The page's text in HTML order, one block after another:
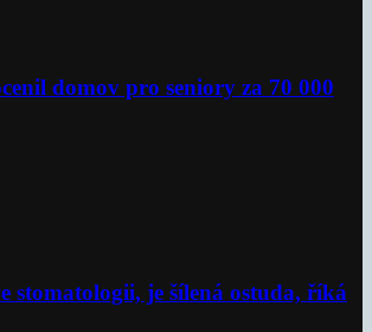
domov pro seniory za 70 000
stomatologii, je šílená ostuda, říká